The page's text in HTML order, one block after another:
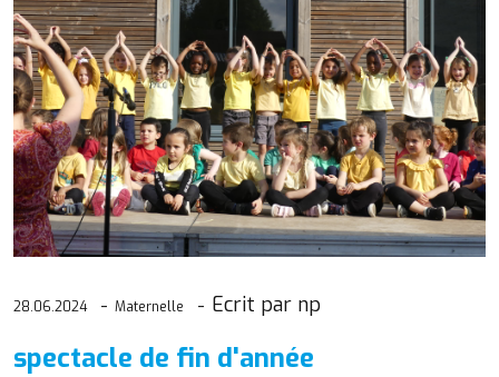
28.06.2024 Maternelle Ecrit par np
spectacle de fin d'année